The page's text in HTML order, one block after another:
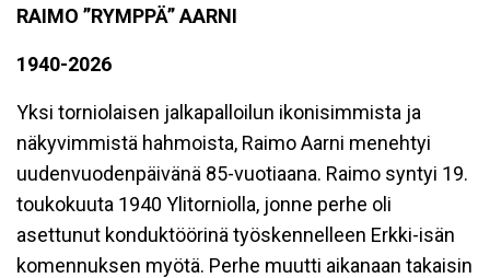
RAIMO ”RYMPPÄ” AARNI
1940-2026
Yksi torniolaisen jalkapalloilun ikonisimmista ja
näkyvimmistä hahmoista, Raimo Aarni menehtyi
uudenvuodenpäivänä 85-vuotiaana. Raimo syntyi 19.
toukokuuta 1940 Ylitorniolla, jonne perhe oli
asettunut konduktöörinä työskennelleen Erkki-isän
komennuksen myötä. Perhe muutti aikanaan takaisin